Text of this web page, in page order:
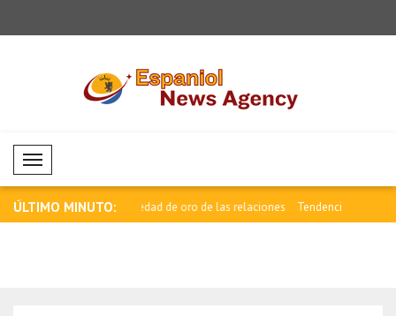
Mobil Menü
ÚLTIMO MINUTO:
de oro de las relaciones Tendencia negativa en los mercados de